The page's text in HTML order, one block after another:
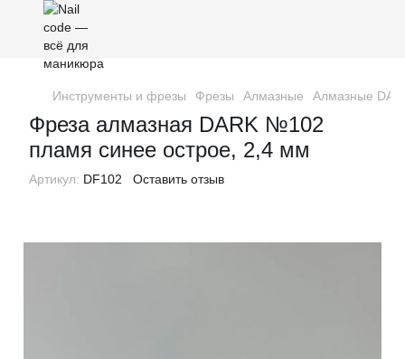
Инструменты и фрезы Фрезы Алмазные Алмазные
Фреза алмазная DARK №102
пламя синее острое, 2,4 мм
Артикул: DF102 Оставить отзыв